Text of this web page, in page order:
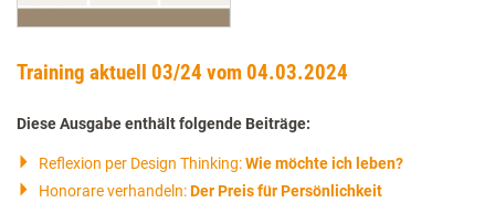
Training aktuell 03/24 vom 04.03.2024
Diese Ausgabe enthält folgende Beiträge:
Reflexion per Design Thinking:Wie möchte ich leben?
Honorare verhandeln:Der Preis für Persönlichkeit